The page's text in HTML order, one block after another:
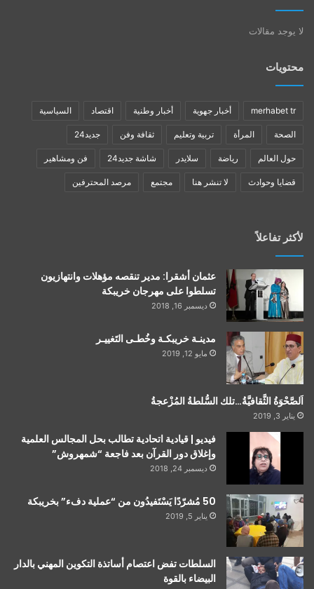
لا يوجد مقالات
محتويات
merhabet tr أخبار جهوية أخبار وطنية اقتصاد السياسية
الصحة المرأة تربية وتعليم ثقافة وفن جديد24
حول العالم رياضة سلايدر شاشة جديد24 فن ومشاهير
قضايا وحوادث لا تنشر هنا مجتمع مرصد المحترفين
لأكثر تفاعلاً
عثمان أشقرا: مدير تنقصه مؤهلات وانتهازيون
تسلطوا على مهرجان خريبكة
ديسمبر 16, 2018
مدينـة خريبكـة وخُطـى التَغييـر
مايو 12, 2019
اَلصَّحْوَةُ الثَّقافيَّةُ…تلك السُّلطةُ المُزْعجةُ
يناير 3, 2019
فيديو | قيادية اتحادية تطالب بحل المجالس العلمية
وإغلاق دور القرآن بعد فاجعة “شمهروش”
ديسمبر 24, 2018
50 مُشرّدًا يَسْتَفيدُون من “عملية دفء” بخريبكة
يناير 5, 2019
السلطات تفض اعتصام أساتذة التكوين المهني بالدار
البيضاء بالقوة